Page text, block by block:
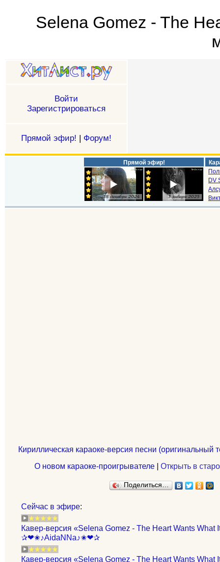
Selena Gomez - The
Войти
Зарегистрироваться
Прямой эфир! | Форум!
Прямой эфир!
DV
Кириллическая караоке-версия песни (оригинальный
О новом караоке-проигрывателе| Открыть в
Поделиться…
Сейчас в эфире:
Кавер-версия «Selena Gomez - The Heart Wants What
✰❤✬♪AidaNNa♪✬❤✰
Кавер-версия «Selena Gomez - The Heart Wants What